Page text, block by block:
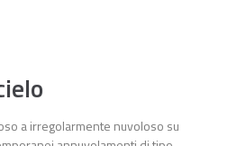
a irregolarmente nuvoloso su